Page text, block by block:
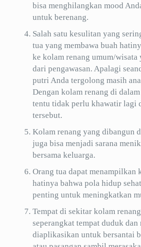
bisa menghilangkan mood
untuk berenang.
Salah satu kesulitan yang
tua yang membawa buah
ke kolam renang umum/
dari pengawasan. Apalagi
putri Anda tergolong masih
Dengan kolam renang di
tentu tidak perlu khawatir lagi
tersebut.
Kolam renang yang dibangun
juga bisa menjadi sarana
bersama keluarga.
Orang tua dapat menampilkan
hatinya bahwa pola hidup
penting untuk meningkatkan
Tempat di sekitar kolam
seperangkat tempat duduk dan
diaplikasikan untuk bersantai